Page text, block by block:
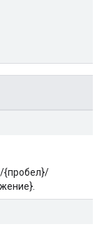
{пробел}/